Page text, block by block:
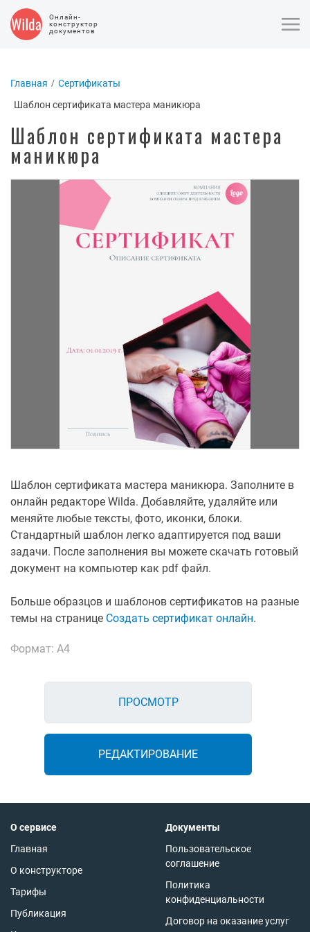
Онлайн-
конструктор
документов
Главная
Сертификаты
Шаблон сертификата мастера маникюра
Шаблон сертификата мастера
маникюра
Шаблон сертификата мастера маникюра. Заполните в
онлайн редакторе Wilda. Добавляйте, удаляйте или
меняйте любые тексты, фото, иконки, блоки.
Стандартный шаблон легко адаптируется под ваши
задачи. После заполнения вы можете скачать готовый
документ на компьютер как pdf файл.
Больше образцов и шаблонов сертификатов на разные
темы на странице Создать сертификат онлайн.
Формат: А4
ПРОСМОТР
РЕДАКТИРОВАНИЕ
О сервисе
Главная
О конструкторе
Тарифы
Публикация
Документы
Пользовательское
соглашение
Политика
конфиденциальности
Договор на оказание услуг